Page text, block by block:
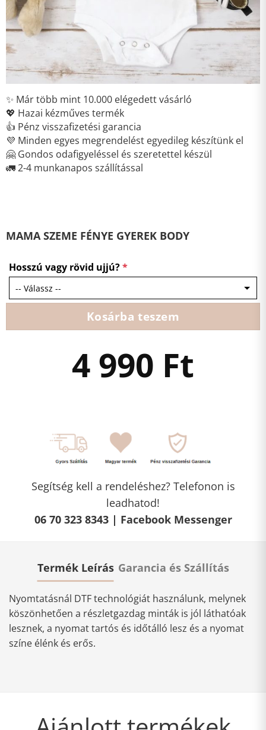
✨ Már több mint 10.000 elégedett vásárló
💖 Hazai kézműves termék
👍 Pénz visszafizetési garancia
💜 Minden egyes megrendelést egyedileg készítünk el
🤗 Gondos odafigyeléssel és szeretettel készül
🚛 2-4 munkanapos szállítással
MAMA SZEME FÉNYE GYEREK BODY
Hosszú vagy rövid ujjú?*
Kosárba teszem
4 990 Ft
Segítség kell a rendeléshez? Telefonon is
leadhatod!
06 70 323 8343 | Facebook Messenger
Termék Leírás Garancia és Szállítás
Nyomtatásnál DTF technológiát használunk, melynek
köszönhetően a részletgazdag minták is jól láthatóak
lesznek, a nyomat tartós és időtálló lesz és a nyomat
színe élénk és erős.